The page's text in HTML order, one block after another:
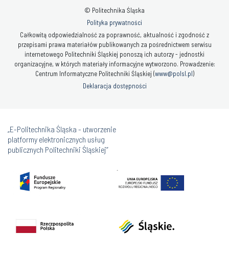
© Politechnika Śląska
Polityka prywatności
Całkowitą odpowiedzialność za poprawność, aktualność i zgodność z
przepisami prawa materiałów publikowanych za pośrednictwem serwisu
internetowego Politechniki Śląskiej ponoszą ich autorzy - jednostki
organizacyjne, w których materiały informacyjne wytworzono. Prowadzenie:
Centrum Informatyczne Politechniki Śląskiej (www@polsl.pl)
Deklaracja dostępności
„E-Politechnika Śląska - utworzenie
platformy elektronicznych usług
publicznych Politechniki Śląskiej”